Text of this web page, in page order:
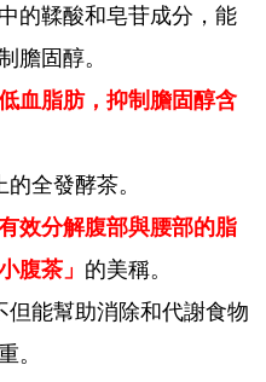
的鞣酸和皂苷成分，能
膽固醇。
血脂肪，抑制膽固醇含
全發酵茶。
效分解腹部與腰部的脂
腹茶」 的美稱。
但能幫助消除和代謝食物
。